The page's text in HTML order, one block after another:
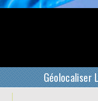
Géolocaliser